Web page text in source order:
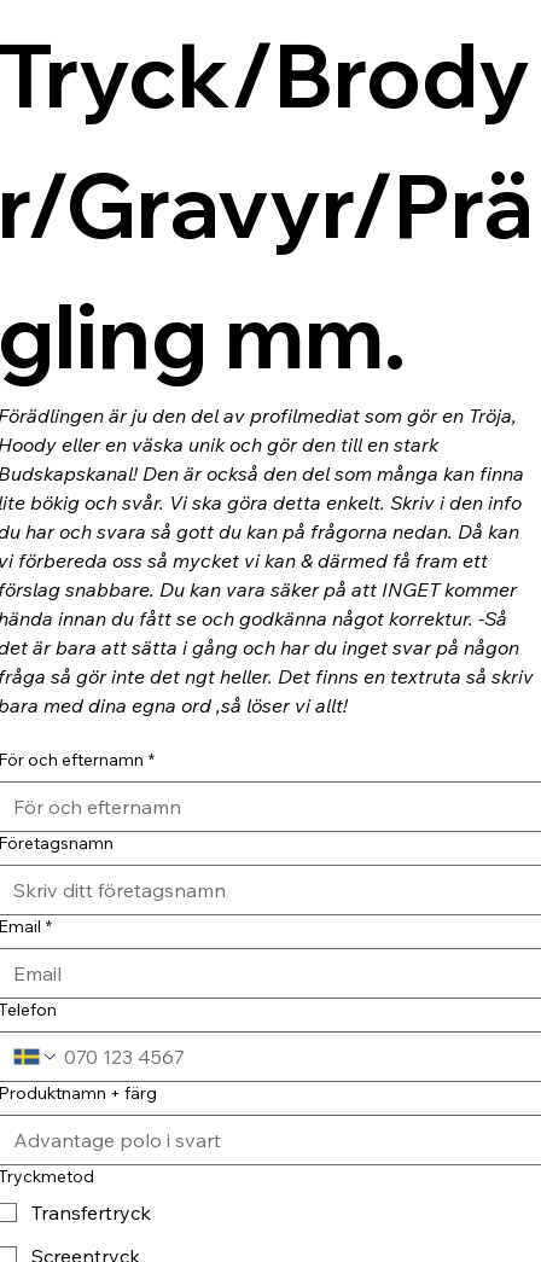
Brody
Gravyr/Prä
mm.
är ju den del av profilmediat som gör en Tröja,
eller en väska unik och gör den till en stark
Den är också den del som många kan finna
bökig och svår. Vi ska göra detta enkelt. Skriv i den info
har och svara så gott du kan på frågorna nedan. Då kan
förbereda oss så mycket vi kan & därmed få fram ett
snabbare. Du kan vara säker på att INGET kommer
innan du fått se och godkänna något korrektur. -Så
är bara att sätta i gång och har du inget svar på någon
så gör inte det ngt heller. Det finns en textruta så skriv
med dina egna ord ,så löser vi allt!
och efternamn *
*
+ färg
Transfertryck
Screentryck